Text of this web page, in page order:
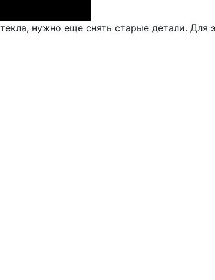
нужно еще снять старые детали. Для